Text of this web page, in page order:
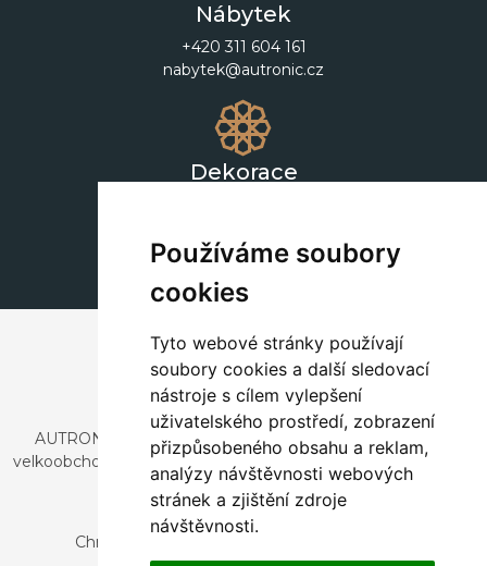
Používáme soubory
cookies
Tyto webové stránky používají
soubory cookies a další sledovací
nástroje s cílem vylepšení
uživatelského prostředí, zobrazení
přizpůsobeného obsahu a reklam,
analýzy návštěvnosti webových
stránek a zjištění zdroje
návštěvnosti.
Nábytek
+420 311 604 161
nabytek@autronic.cz
Dekorace
AUTRONIC, s.r.o. je společnost zabývající se dovozem a
velkoobchodním prodejem designového i stylového nábytku
a dekorací.
Česká republika
Chrustenice 270, 267 12 Loděnice u Berouna